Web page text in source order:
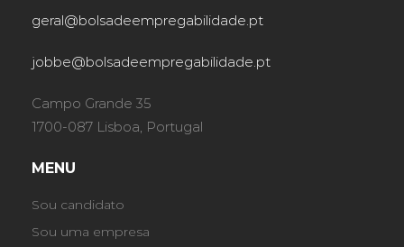
geral@bolsadeempregabilidade.pt
jobbe@bolsadeempregabilidade.pt
Campo Grande 35
1700-087 Lisboa, Portugal
MENU
Sou candidato
Sou uma empresa